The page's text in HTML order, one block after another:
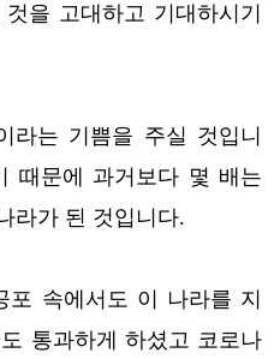
을 고대하고 기대하시기
라는 기쁨을 주실 것입니
때문에 과거보다 몇 배는
라가 된 것입니다.
속에서도 이 나라를 지
통과하게 하셨고 코로나